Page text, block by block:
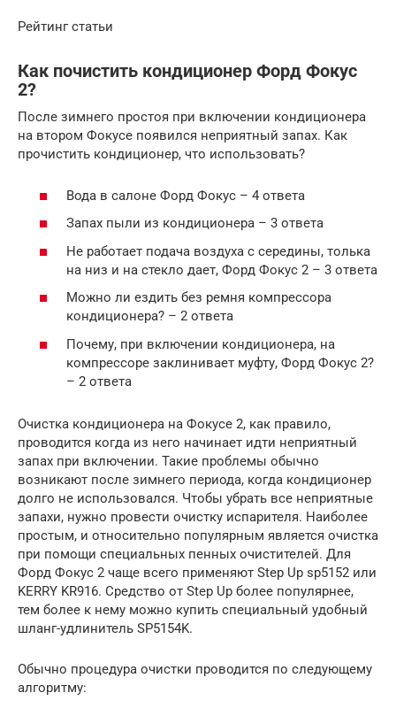
Рейтинг статьи
Как почистить кондиционер Форд Фокус
2?
После зимнего простоя при включении кондиционера
на втором Фокусе появился неприятный запах. Как
прочистить кондиционер, что использовать?
Вода в салоне Форд Фокус – 4 ответа
Запах пыли из кондиционера – 3 ответа
Не работает подача воздуха с середины, толька
на низ и на стекло дает, Форд Фокус 2 – 3 ответа
Можно ли ездить без ремня компрессора
кондиционера? – 2 ответа
Почему, при включении кондиционера, на
компрессоре заклинивает муфту, Форд Фокус 2?
– 2 ответа
Очистка кондиционера на Фокусе 2, как правило,
проводится когда из него начинает идти неприятный
запах при включении. Такие проблемы обычно
возникают после зимнего периода, когда кондиционер
долго не использовался. Чтобы убрать все неприятные
запахи, нужно провести очистку испарителя. Наиболее
простым, и относительно популярным является очистка
при помощи специальных пенных очистителей. Для
Форд Фокус 2 чаще всего применяют Step Up sp5152 или
KERRY KR916. Средство от Step Up более популярнее,
тем более к нему можно купить специальный удобный
шланг-удлинитель SP5154K.
Обычно процедура очистки проводится по следующему
алгоритму: